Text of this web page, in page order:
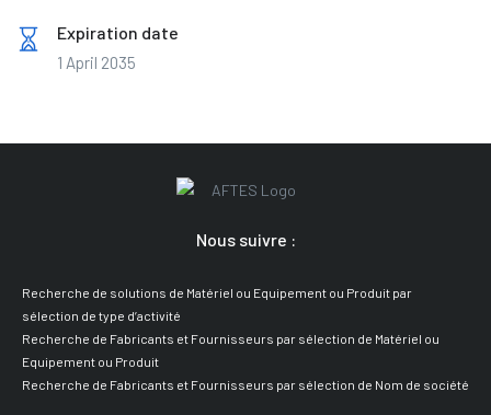
Expiration date
1 April 2035
Nous suivre :
Recherche de solutions de Matériel ou Equipement ou Produit par
sélection de type d’activité
Recherche de Fabricants et Fournisseurs par sélection de Matériel ou
Equipement ou Produit
Recherche de Fabricants et Fournisseurs par sélection de Nom de société